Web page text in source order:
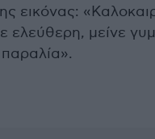
εικόνας:
ελεύθερη, μείνε